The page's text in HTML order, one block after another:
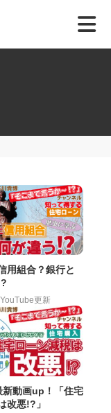
用組合？銀行と
更新
動画up！「住宅
改悪!?」